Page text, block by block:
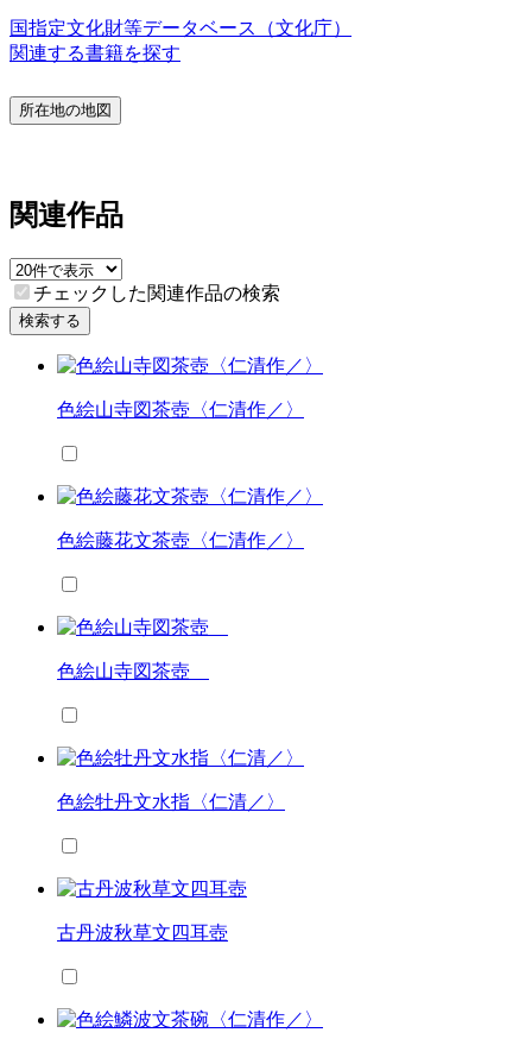
国指定文化財等データベース（文化庁）
関連する書籍を探す
所在地の地図
関連作品
チェックした関連作品の検索
検索する
色絵山寺図茶壺〈仁清作／〉
色絵藤花文茶壺〈仁清作／〉
色絵山寺図茶壺
色絵牡丹文水指〈仁清／〉
古丹波秋草文四耳壺